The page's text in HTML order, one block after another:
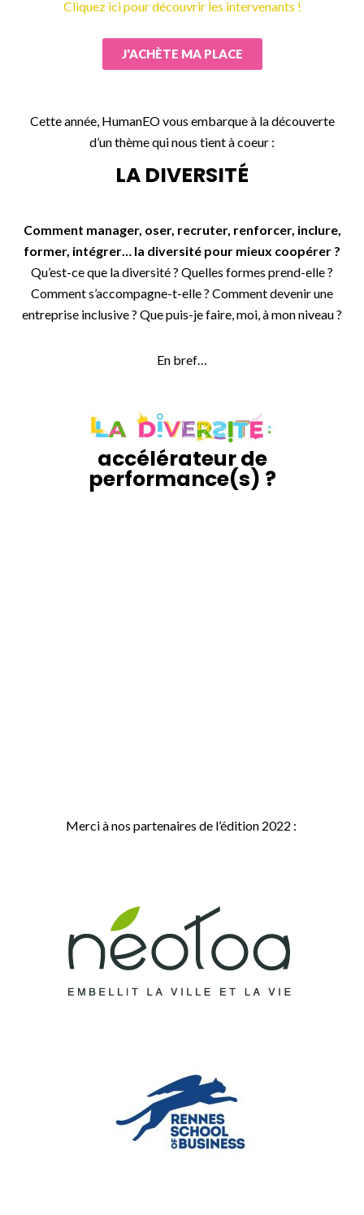
Cliquez ici pour découvrir les intervenants !
J'ACHÈTE MA PLACE
Cette année, HumanEO vous embarque à la découverte
d’un thème qui nous tient à coeur :
LA DIVERSITÉ
Comment manager, oser, recruter, renforcer, inclure,
former, intégrer… la diversité pour mieux coopérer ?
Qu’est-ce que la diversité ? Quelles formes prend-elle ?
Comment s’accompagne-t-elle ? Comment devenir une
entreprise inclusive ? Que puis-je faire, moi, à mon niveau ?
En bref…
accélérateur de
performance(s) ?
Merci à nos partenaires de l’édition 2022 :